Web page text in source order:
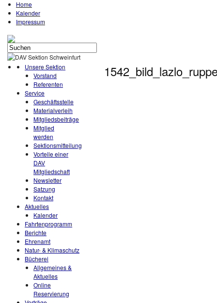
Home
Kalender
Impressum
Unsere Sektion
Vorstand
Referenten
Service
Geschäftsstelle
Materialverleih
Mitgliedsbeiträge
Mitglied
werden
Sektionsmitteilung
Vorteile einer
DAV
Mitgliedschaft
Newsletter
Satzung
Kontakt
Aktuelles
Kalender
Fahrtenprogramm
Berichte
Ehrenamt
Natur- & Klimaschutz
Bücherei
Allgemeines &
Aktuelles
Online
Reservierung